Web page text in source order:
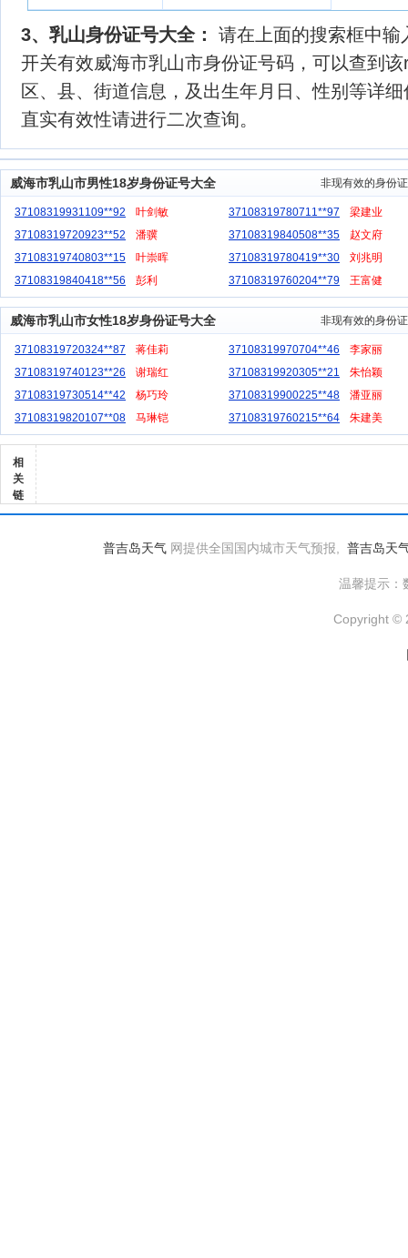
3、乳山身份证号大全：
请在上面的搜索框中
开关有效威海市乳山市身份证号码，可以查到
区、县、街道信息，及出生年月日、性别等详
直实有效性请进行二次查询。
威海市乳山市男性18岁身份证号大全 非现有效的身份
37108319931109**92 叶剑敏 37108319780711**97
梁建业
37108319720923**52
潘骥 37108319840508**35
赵文府
37108319740803**15
叶崇晖 37108319780419**30
刘兆明
37108319840418**56
彭利 37108319760204**79 王富健
威海市乳山市女性18岁身份证号大全 非现有效的身份
37108319720324**87 蒋佳莉 37108319970704**46
李家丽
37108319740123**26
谢瑞红 37108319920305**21
朱怡颖
37108319730514**42
杨巧玲 37108319900225**48
潘亚丽
37108319820107**08
马琳铠 37108319760215**64 朱建美
相
关
链
普吉岛天气 网提供全国国内城市天气预报, 普吉岛天
温馨提示：
Copyright ©